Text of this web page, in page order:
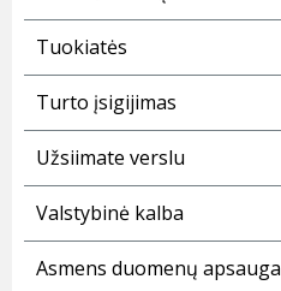
Tuokiatės
Turto įsigijimas
Užsiimate verslu
Valstybinė kalba
Asmens duomenų apsauga